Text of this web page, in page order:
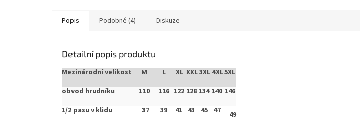
Popis Podobné (4) Diskuze
Detailní popis produktu
Mezinárodní velikost M L XL XXL3XL 4XL5XL
obvod hrudníku
110 116 122 128 134 140 146
1/2 pasu v klidu
37 39 41 43 45 47
49